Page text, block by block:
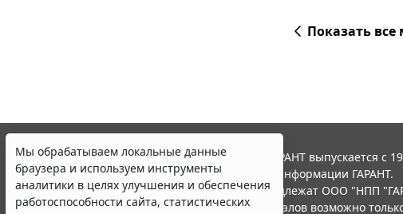
Показать
Мы обрабатываем локальные данные
браузера и используем инструменты
аналитики в целях улучшения и обеспечения
работоспособности сайта, статистических
© ООО "НПП "ГАРАНТ-СЕРВИС", 2026. Система ГАРАНТ выпускается с
участниками Российской ассоциации правовой информации ГАРАНТ.
Все права на материалы сайта ГАРАНТ.РУ принадлежат ООО "НПП
Полное или частичное воспроизведение материалов возможно